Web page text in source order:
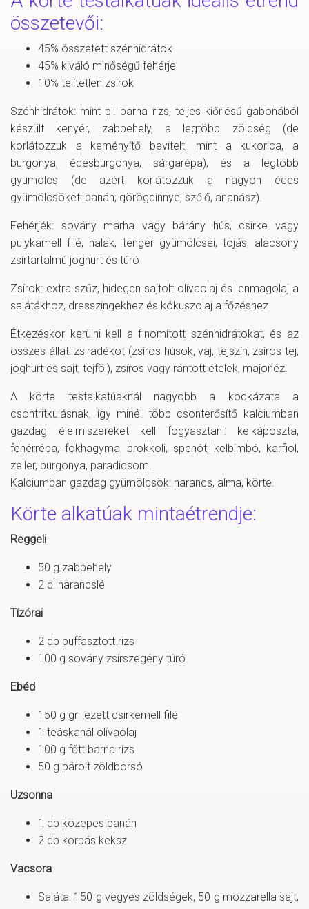
összetevői:
45% összetett szénhidrátok
45% kiváló minőségű fehérje
10% telítetlen zsírok
Szénhidrátok: mint pl. barna rizs, teljes kiőrlésű gabonából
készült kenyér, zabpehely, a legtöbb zöldség (de
korlátozzuk a keményítő bevitelt, mint a kukorica, a
burgonya, édesburgonya, sárgarépa), és a legtöbb
gyümölcs (de azért korlátozzuk a nagyon édes
gyümölcsöket: banán, görögdinnye, szőlő, ananász).
Fehérjék: sovány marha vagy bárány hús, csirke vagy
pulykamell filé, halak, tenger gyümölcsei, tojás, alacsony
zsírtartalmú joghurt és túró
Zsírok: extra szűz, hidegen sajtolt olívaolaj és lenmagolaj a
salátákhoz, dresszingekhez és kókuszolaj a főzéshez.
Étkezéskor kerülni kell a finomított szénhidrátokat, és az
összes állati zsiradékot (zsíros húsok, vaj, tejszín, zsíros tej,
joghurt és sajt, tejföl), zsíros vagy rántott ételek, majonéz.
A körte testalkatúaknál nagyobb a kockázata a
csontritkulásnak, így minél több csonterősítő kalciumban
gazdag élelmiszereket kell fogyasztani: kelkáposzta,
fehérrépa, fokhagyma, brokkoli, spenót, kelbimbó, karfiol,
zeller, burgonya, paradicsom.
Kalciumban gazdag gyümölcsök: narancs, alma, körte.
Körte alkatúak mintaétrendje:
Reggeli
50 g zabpehely
2 dl narancslé
Tízórai
2 db puffasztott rizs
100 g sovány zsírszegény túró
Ebéd
150 g grillezett csirkemell filé
1 teáskanál olívaolaj
100 g főtt barna rizs
50 g párolt zöldborsó
Uzsonna
1 db közepes banán
2 db korpás keksz
Vacsora
Saláta: 150 g vegyes zöldségek, 50 g mozzarella sajt,